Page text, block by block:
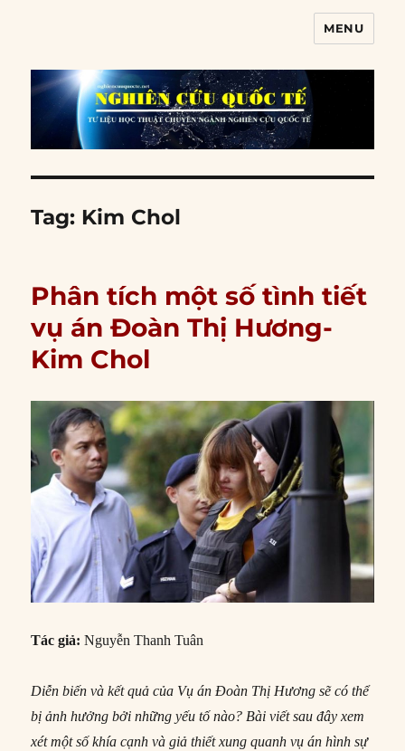
MENU
Tag: Kim Chol
Phân tích một số tình tiết
vụ án Đoàn Thị Hương-
Kim Chol
Tác giả: Nguyễn Thanh Tuân
Diễn biến và kết quả của Vụ án Đoàn Thị Hương sẽ có thể
bị ảnh hưởng bởi những yếu tố nào? Bài viết sau đây xem
xét một số khía cạnh và giả thiết xung quanh vụ án hình sự